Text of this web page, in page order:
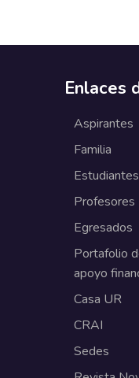
Enlaces
Aspirantes
Familia
Estudiantes
Profesores
Egresados
Portafolio
apoyo
Casa UR
CRAI
Sedes